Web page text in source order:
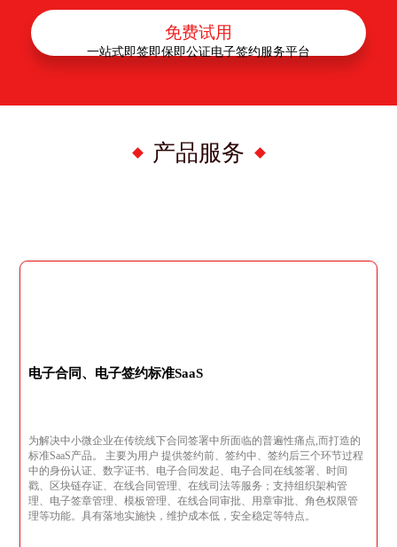
免费试用
产品服务
一站式即签即保即公证电子签约服务平台
电子合同、电子签约标准SaaS
为解决中小微企业在传统线下合同签署中所面临的普遍性痛点,而打造的
标准SaaS产品。 主要为用户 提供签约前、签约中、签约后三个环节过程
中的身份认证、数字证书、电子合同发起、电子合同在线签署、时间
戳、区块链存证、在线合同管理、在线司法等服务；支持组织架构管
理、电子签章管理、模板管理、在线合同审批、用章审批、角色权限管
理等功能。具有落地实施快，维护成本低，安全稳定等特点。